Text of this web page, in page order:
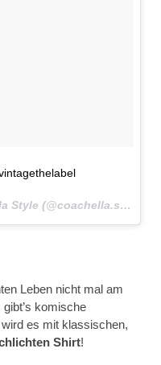
Ein Beitrag geteilt von Coachella Style (@coachella.style) am
Leben nicht mal am
komische
es mit klassischen,
Shirt!